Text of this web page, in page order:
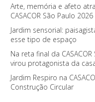
Arte, memória e afeto
CASACOR São Paulo 2026
Jardim sensorial:
esse tipo de espaço
Na reta final da
virou protagonista da
Jardim Respiro na
Construção Circular